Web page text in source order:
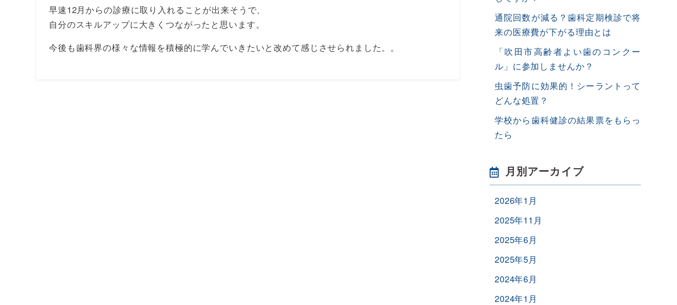
早速12月からの診療に取り入れることが出来そうで、
自分のスキルアップに大きくつながったと思います。
今後も歯科界の様々な情報を積極的に学んでいきたいと改めて感じさせられました。。
通院回数が減る？歯科定期検診で将
来の医療費が下がる理由とは
「吹田市高齢者よい歯のコンクー
ル」に参加しませんか？
虫歯予防に効果的！シーラントって
どんな処置？
学校から歯科健診の結果票をもらっ
たら
月別アーカイブ
2026年1月
2025年11月
2025年6月
2025年5月
2024年6月
2024年1月